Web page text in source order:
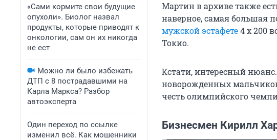
«Сами кормите свои будущие
опухоли». Биолог назвал
продукты, которые приводят к
онкологии, сам он их никогда
не ест
Можно ли было избежать
ДТП с 8 пострадавшими на
Карла Маркса? Разбор
автоэксперта
Один переход по ссылке
изменил всё. Как мошенники
Мартин в архиве также
наверное, самая большая
мужской эстафете4 x 200
Токио.
Кстати, интересный
новорожденных
честь олимпийского
Бизнесмен Кирилл